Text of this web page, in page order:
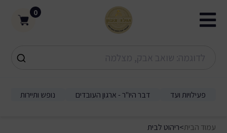
0
נופש ותיירות פעילויות ועד דבר היו"ר - ארגון העובדים
עמוד הבית>ריהוט לבית